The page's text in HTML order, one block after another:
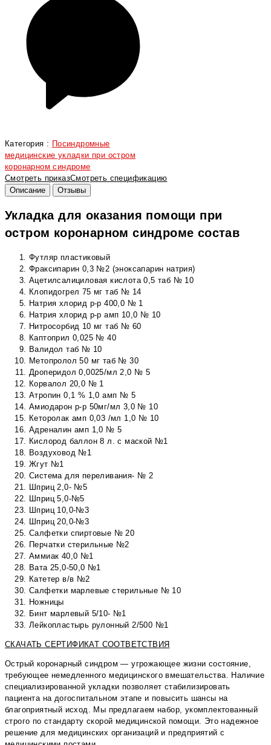
Категория : Посиндромные
медицинские укладки при остром
коронарном синдроме
Смотреть приказСмотреть спецификацию
Описание
Отзывы
Укладка для оказания помощи при
остром коронарном синдроме состав
Футляр пластиковый
Фраксипарин 0,3 №2 (эноксапарин натрия)
Ацетилсалициловая кислота 0,5 таб № 10
Клопидогрел 75 мг таб № 14
Натрия хлорид р-р 400,0 № 1
Натрия хлорид р-р амп 10,0 № 10
Нитросорбид 10 мг таб № 60
Каптоприл 0,025 № 40
Валидол таб № 10
Метопролол 50 мг таб № 30
Дроперидол 0,0025/мл 2,0 № 5
Корвалол 20,0 № 1
Атропин 0,1 % 1,0 амп № 5
Амиодарон р-р 50мг/мл 3,0 № 10
Кеторолак амп 0,03 /мл 1,0 № 10
Адреналин амп 1,0 № 5
Кислород баллон 8 л. с маской №1
Воздуховод №1
Жгут №1
Система для переливания- № 2
Шприц 2,0- №5
Шприц 5,0-№5
Шприц 10,0-№3
Шприц 20,0-№3
Салфетки спиртовые № 20
Перчатки стерильные №2
Аммиак 40,0 №1
Вата 25,0-50,0 №1
Катетер в/в №2
Салфетки марлевые стерильные № 10
Ножницы
Бинт марлевый 5/10- №1
Лейкопластырь рулонный 2/500 №1
СКАЧАТЬ СЕРТИФИКАТ СООТВЕТСТВИЯ
Острый коронарный синдром — угрожающее жизни состояние,
требующее немедленного медицинского вмешательства. Наличие
специализированной укладки позволяет стабилизировать
пациента на догоспитальном этапе и повысить шансы на
благоприятный исход. Мы предлагаем набор, укомплектованный
строго по стандарту скорой медицинской помощи. Это надежное
решение для медицинских организаций и предприятий с